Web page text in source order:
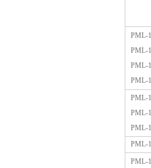
PML-
PML-
PML-
PML-
PML-
PML-
PML-
PML-
PML-